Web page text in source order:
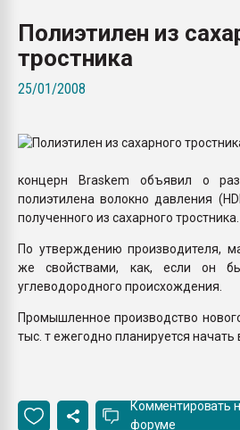
Полиэтилен из
тростника
25/01/2008
концерн Braskem объявил о
полиэтилена волокно давления
полученного из сахарного тростника.
По утверждению производителя,
же свойствами, как, если он
углеводородного происхождения.
Промышленное производство
тыс. т ежегодно планируется начать
Комментировать
форуме